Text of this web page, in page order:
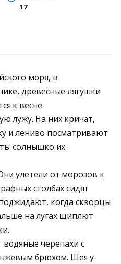
17
моря, в
древесные лягушки
к весне.
лужу. На них кричат,
и лениво посматривают
солнышко их
улетели от морозов к
столбах сидят
когда скворцы
на лугах щиплют
черепахи с
брюхом. Шея у